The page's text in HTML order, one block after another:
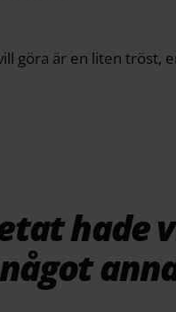
göra är en liten tröst,
hade